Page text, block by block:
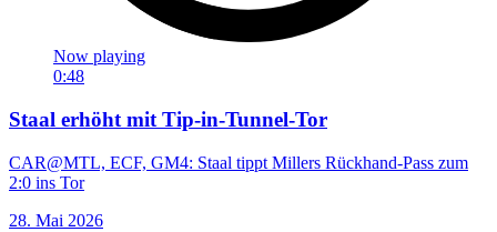
Now playing
0:48
Staal erhöht mit Tip-in-Tunnel-Tor
CAR@MTL, ECF, GM4: Staal tippt Millers Rückhand-Pass zum
2:0 ins Tor
28. Mai 2026